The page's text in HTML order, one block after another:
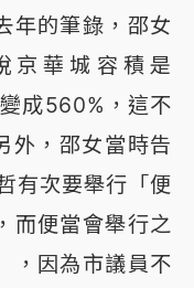
年的筆錄，邵女
京華城容積是
成560%，這不
外，邵女當時告
有次要舉行「便
而便當會舉行之
，因為市議員不